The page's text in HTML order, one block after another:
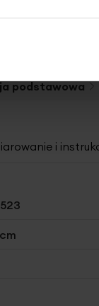
szyty na wymiar
podstawowa
i